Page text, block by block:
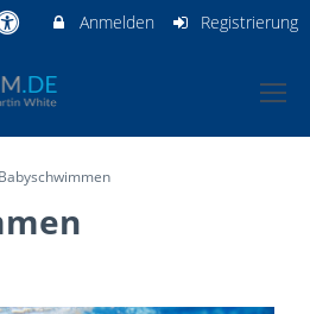
Anmelden Registrierung
Babyschwimmen